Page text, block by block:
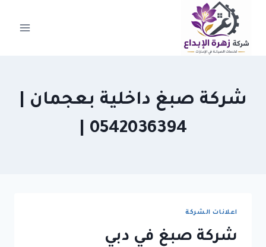
التجاوز
المحتوى
شركة صبغ داخلية بعجمان |
0542036394 |
اعلانات الشركة
شركة صبغ في دبي